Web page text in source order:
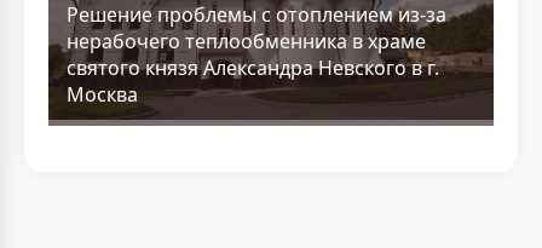
Решение проблемы с отоплением из-за
нерабочего теплообменника в храме
святого князя Александра Невского в г.
Москва